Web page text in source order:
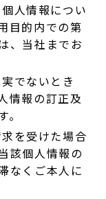
人情報につい
目的内での第
、当社までお
でないとき
情報の訂正及
を受けた場合
該個人情報の
なくご本人に